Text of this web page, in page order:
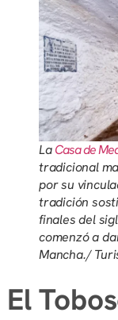
LaCasa de
tradicional
por su
tradición
finales del
comenzó a
Mancha./
El